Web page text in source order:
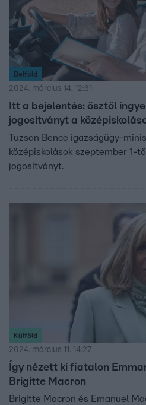
Belföld
2024. március 14. 12:31
Itt a bejelentés: ősztől
jogosítványt a
Tuzson Bence igazságügy-
középiskolások szeptember 1-
jogosítványt.
Külföld
2024. március 11. 14:27
Így nézett ki fiatalon
Brigitte Macron
Brigitte Macron és Emanuel